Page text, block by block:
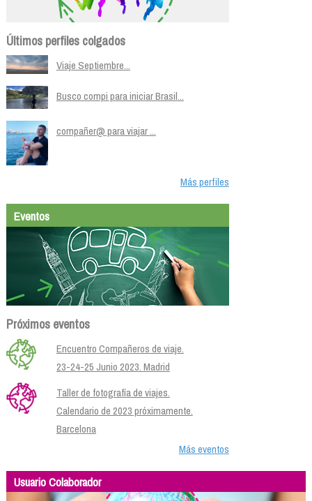
Últimos perfiles colgados
Viaje Septiembre...
Busco compi para iniciar Brasil...
compañer@ para viajar ...
Más perfiles
Eventos
Próximos eventos
Encuentro Compañeros de viaje.
23-24-25 Junio 2023. Madrid
Taller de fotografía de viajes.
Calendario de 2023 próximamente.
Barcelona
Más eventos
Usuario Colaborador